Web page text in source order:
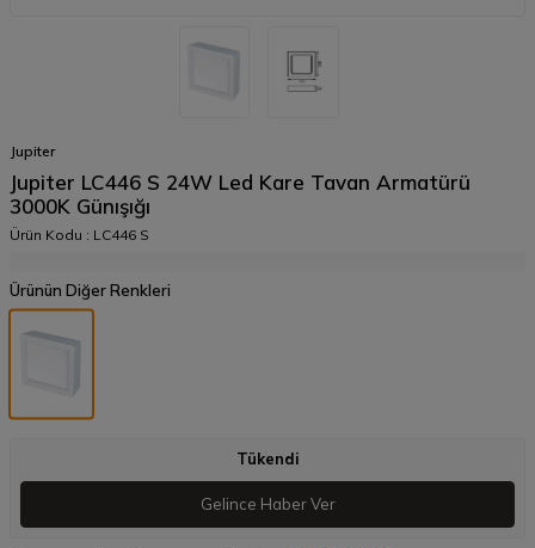
Jupiter
Jupiter LC446 S 24W Led Kare Tavan Armatürü
3000K Günışığı
Ürün Kodu : LC446 S
Ürünün Diğer Renkleri
Tükendi
Gelince Haber Ver